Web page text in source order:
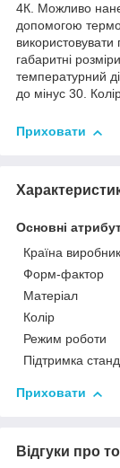
4К. Можливо
допомогою
габаритні
температурний
до мінус 30.
Приховати
Основні
Країна виробник
Форм-фактор
Матеріал
Колір
Режим роботи
Підтримка
Приховати
Відгуки про